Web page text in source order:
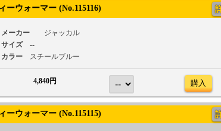
ウォーマー (No.115116)
メーカー
ジャッカル
サイズ
--
カラー
スチールブルー
4,840円 購入
ウォーマー (No.115115)